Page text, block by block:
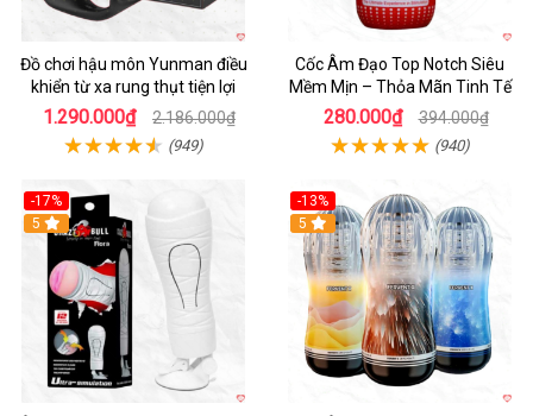
Đồ chơi hậu môn Yunman điều
khiển từ xa rung thụt tiện lợi
1.290.000₫ 2.186.000₫
(949)
Cốc Âm Đạo Top Notch Siêu
Mềm Mịn – Thỏa Mãn Tinh Tế
280.000₫ 394.000₫
(940)
-17%
5
-13%
Hot
5